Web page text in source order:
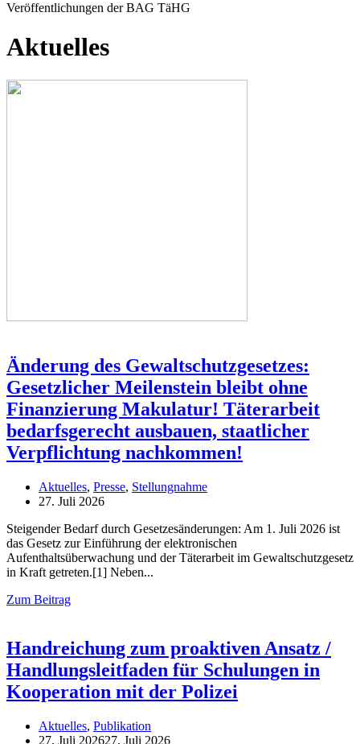
Veröffentlichungen der BAG TäHG
Aktuelles
Änderung des Gewaltschutzgesetzes:
Gesetzlicher Meilenstein bleibt ohne
Finanzierung Makulatur! Täterarbeit
bedarfsgerecht ausbauen, staatlicher
Verpflichtung nachkommen!
Aktuelles, Presse, Stellungnahme
27. Juli 2026
Steigender Bedarf durch Gesetzesänderungen: Am 1. Juli 2026 ist
das Gesetz zur Einführung der elektronischen
Aufenthaltsüberwachung und der Täterarbeit im Gewaltschutzgesetz
in Kraft getreten.[1] Neben
Zum Beitrag
Handreichung zum proaktiven Ansatz /
Handlungsleitfaden für Schulungen in
Kooperation mit der Polizei
Aktuelles, Publikation
27. Juli 202627. Juli 2026